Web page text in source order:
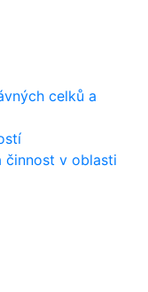
celků a
činnost v oblasti